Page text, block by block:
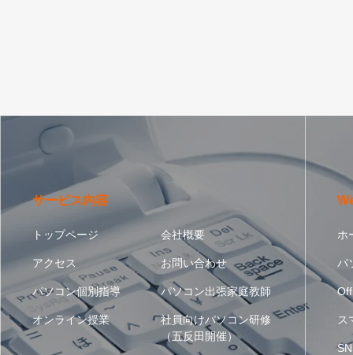
サービス内容
トップページ 会社概要
アクセス お問い合わせ
パソコン個別指導 パソコン出張家庭教師
オンライン授業
社員向けパソコン研修
（五反田開催）
ホ
パ
ス